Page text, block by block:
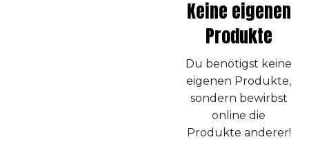
Keine eigenen
Produkte
Du benötigst keine
eigenen Produkte,
sondern bewirbst
online die
Produkte anderer!